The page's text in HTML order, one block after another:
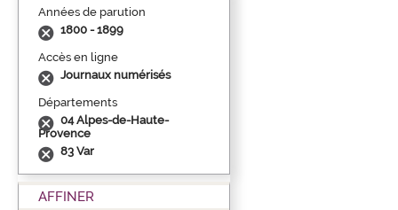
Années de parution
1800 - 1899
Accès en ligne
Journaux numérisés
Départements
04 Alpes-de-Haute-
Provence
83 Var
AFFINER